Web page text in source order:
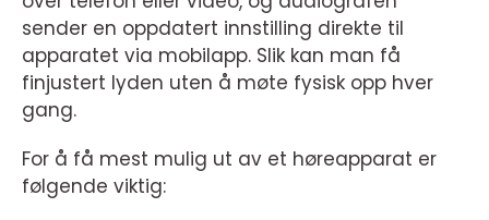
sender en oppdatert innstilling direkte til
apparatet via mobilapp. Slik kan man få
finjustert lyden uten å møte fysisk opp hver
gang.
For å få mest mulig ut av et høreapparat er
følgende viktig: